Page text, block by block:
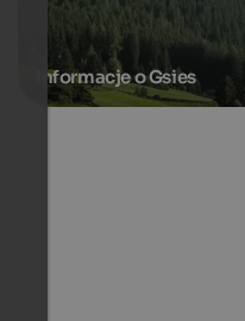
Informacje o Gsies